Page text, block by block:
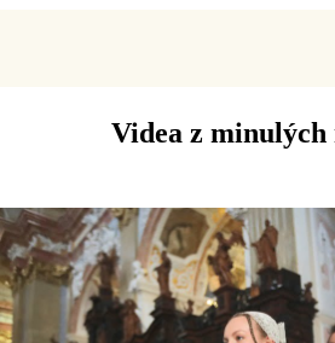
Videa z